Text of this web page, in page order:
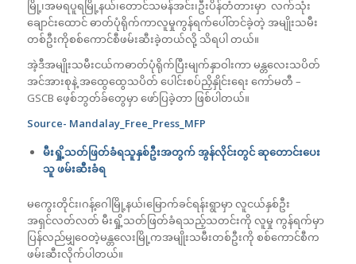
မြို့၊အမရပူရမြို့နယ်၊‌တောင်သမန်အင်း၊ဦးပိန်တံတားမှာ လက်သုံး
ချောင်းထောင် ဓာတ်ပုံရိုက်ကာလူမှုကွန်ရက်ပေါ်တင်ခဲ့တဲ့ အမျိုးသမီး
တစ်ဦးကိုစစ်ကောင်စီဖမ်းဆီးခဲ့တယ်လို့ သိရပါ တယ်။
အဲ့ဒီအမျိုးသမီးငယ်ကဓာတ်ပုံရိုက်ပြီးမျက်နှာဝါးကာ မန္တလေးသပိတ်
အင်အားစုနဲ့ အထွေထွေသပိတ် ပေါင်းစပ်ညှိနှိုင်းရေး ကော်မတီ –
GSCB ဖေ့စ်ဘွတ်ခ်တွေမှာ ဖော်ပြခဲ့တာ ဖြစ်ပါတယ်။
Source- Mandalay_Free_Press_MFP
မီးရှို့သတ်ဖြတ်ခံရသူနှစ်ဦးအတွက် အွန်လိုင်းတွင် ဆုတောင်းပေး
သူ ဖမ်းဆီးခံရ
မကွေးတိုင်း၊ဂန့်ဂေါမြို့နယ်၊မြောက်ခင်ရန်းရွာမှာ လူငယ်နှစ်ဦး
အရှင်လတ်လတ် မီးရှို့သတ်ဖြတ်ခံရသည့်သတင်းကို လူမှု ကွန်ရက်မှာ
ပြန်လည်မျှဝေတဲ့မန္တလေးမြို့ကအမျိုးသမီးတစ်ဦးကို စစ်ကောင်စီက
ဖမ်းဆီးလိုက်ပါတယ်။